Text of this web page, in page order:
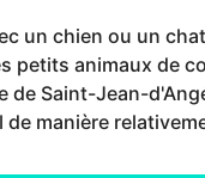
un chien ou un
petits animaux de
de Saint-Jean-
manière